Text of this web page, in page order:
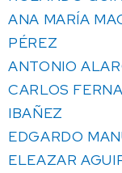
ANA MARÍA
PÉREZ
ANTONIO
CARLOS
IBAÑEZ
EDGARDO
ELEAZAR